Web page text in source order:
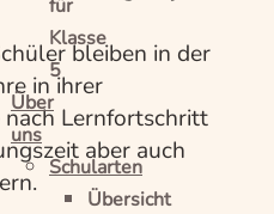
für
Klasse
5
Über
uns
Schularten
Übersicht
bleiben in der
in ihrer
nach Lernfortschritt
aber auch